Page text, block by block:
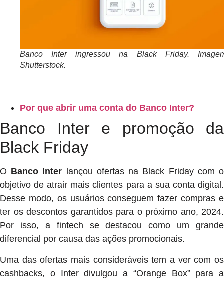
Banco Inter ingressou na Black Friday.
Shutterstock.
Por que abrir uma conta do Banco Inter?
Banco Inter e promoção da
Black Friday
O Banco Inter lançou ofertas na Black Friday com o
objetivo de atrair mais clientes para a sua conta digital.
Desse modo, os usuários conseguem fazer compras e
ter os descontos garantidos para o próximo ano, 2024.
Por isso, a fintech se destacou como um grande
diferencial por causa das ações promocionais.
Uma das ofertas mais consideráveis tem a ver com os
cashbacks, o Inter divulgou a “Orange Box” para a